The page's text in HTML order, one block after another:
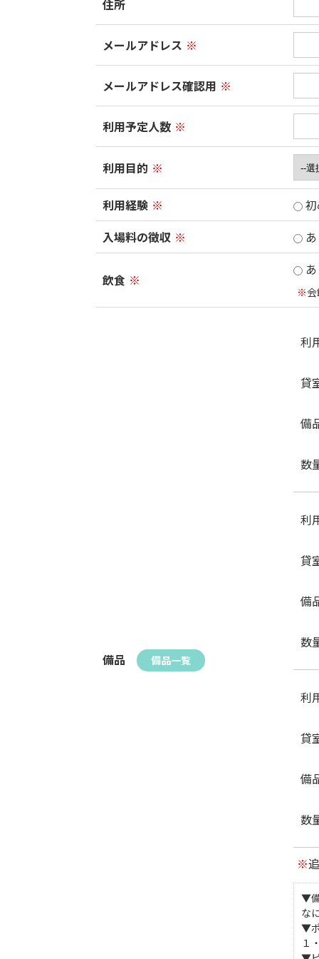
住所
メールアドレス ※
メールアドレス確認用 ※
利用予定人数 ※
利用目的 ※
利用経験 ※
入場料の徴収 ※
飲食 ※
※
備品 備品一覧
利
貸
備
数
利
貸
備
数
利
貸
備
数
※
▼
な
▼
１